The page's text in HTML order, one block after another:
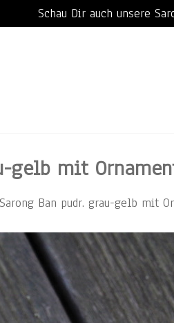
Schau Dir auch unsere
gelb mit
Ban pudr. grau-gelb mit